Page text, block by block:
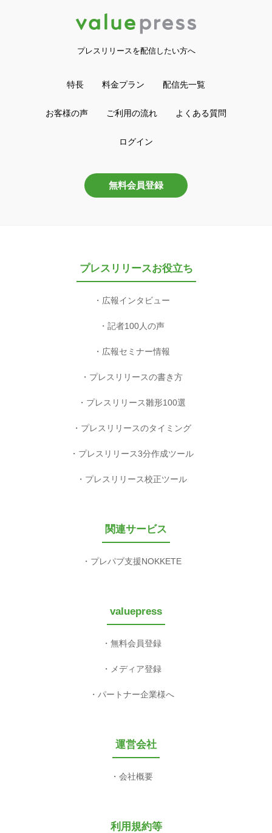
プレスリリースを配信したい方へ
特長 料金プラン 配信先一覧
お客様の声 ご利用の流れ よくある質問
ログイン
無料会員登録
プレスリリースお役立ち
広報インタビュー
記者100人の声
広報セミナー情報
プレスリリースの書き方
プレスリリース雛形100選
プレスリリースのタイミング
プレスリリース3分作成ツール
プレスリリース校正ツール
関連サービス
プレパブ支援NOKKETE
valuepress
無料会員登録
メディア登録
パートナー企業様へ
運営会社
会社概要
利用規約等